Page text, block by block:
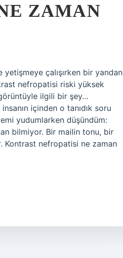
ZAMAN
çalışırken bir yandan
nefropatisi riski yüksek
ilgili bir şey…
içinden o tanıdık soru
yudumlarken düşündüm:
bilmiyor. Bir mailin tonu, bir
Kontrast nefropatisi ne zaman